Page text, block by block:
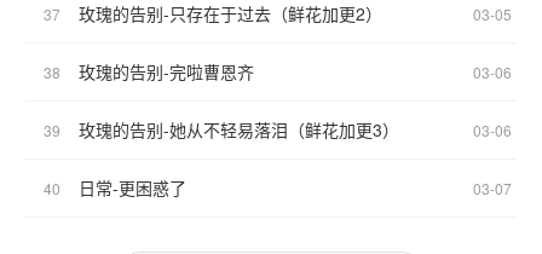
37 玫瑰的告别-只存在于过去（鲜花加更2） 03-05
38 玫瑰的告别-完啦曹恩齐 03-06
39 玫瑰的告别-她从不轻易落泪（鲜花加更3） 03-06
40 日常-更困惑了 03-07